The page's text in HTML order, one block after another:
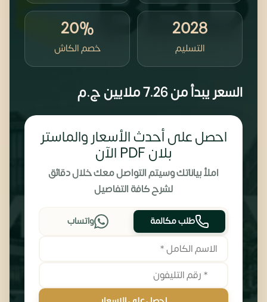
2028
التسليم
20%
خصم الكاش
السعر يبدأ من7.26 ملايين ج.م
احصل على أحدث الأسعار والماستر
بلان PDF الآن
املأ بياناتك وسيتم التواصل معك خلال دقائق
لشرح كافة التفاصيل
طلب مكالمة واتساب